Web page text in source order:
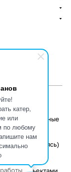
катер,
или
по любому
нам
ограничиваясь)
видео
страниц,